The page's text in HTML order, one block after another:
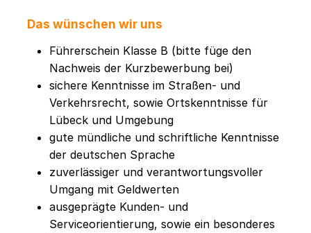
Das wünschen wir uns
Führerschein Klasse B (bitte füge den
Nachweis der Kurzbewerbung bei)
sichere Kenntnisse im Straßen- und
Verkehrsrecht, sowie Ortskenntnisse für
Lübeck und Umgebung
gute mündliche und schriftliche Kenntnisse
der deutschen Sprache
zuverlässiger und verantwortungsvoller
Umgang mit Geldwerten
ausgeprägte Kunden- und
Serviceorientierung, sowie ein besonderes